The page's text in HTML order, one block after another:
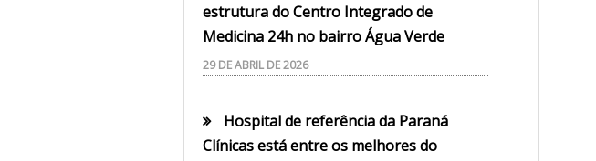
estrutura do Centro Integrado de
Medicina 24h no bairro Água Verde
29 DE ABRIL DE 2026
Hospital de referência da Paraná
Clínicas está entre os melhores do